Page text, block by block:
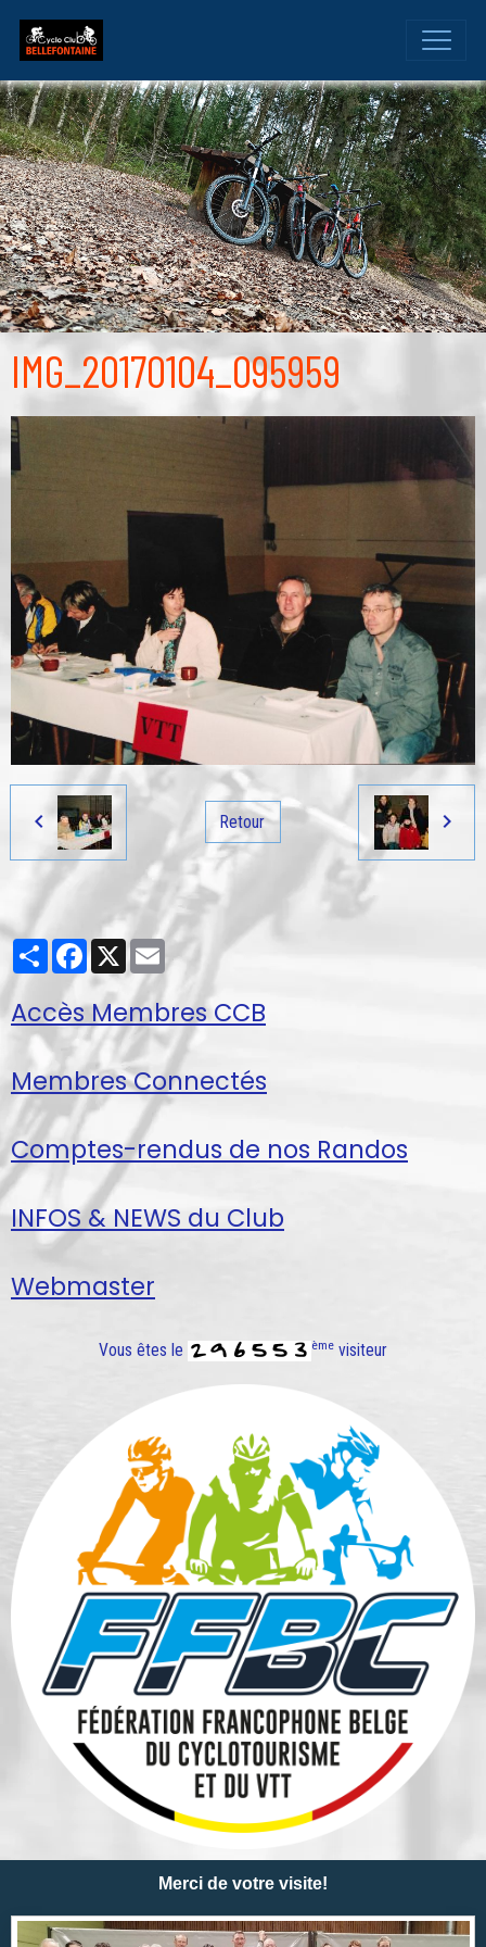
IMG_20170104_095959
Retour
PartagerFacebook
X Email
Accès Membres CCB
Membres Connectés
Comptes-rendus de nos Randos
INFOS & NEWS du Club
Webmaster
Vous êtes le ème visiteur
Merci de votre visite!